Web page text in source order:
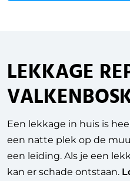
LEKKAGE
Een lekkage in huis is
een natte plek op de
een leiding. Als je een
kan er schade ontstaan.